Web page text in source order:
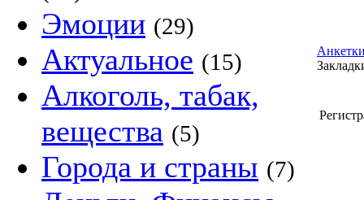
Эмоции (29)
Актуальное (15)
Алкоголь, табак,
вещества (5)
Города и страны (7)